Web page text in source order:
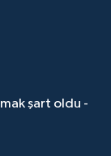
şart oldu -